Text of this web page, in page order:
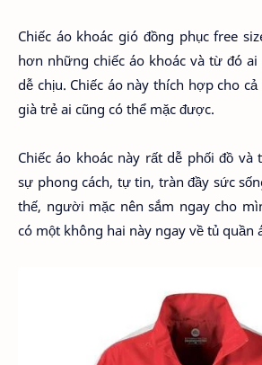
Chiếc áo khoác gió đồng phục free
hơn những chiếc áo khoác và từ đó ai
dễ chịu. Chiếc áo này thích hợp cho
già trẻ ai cũng có thể mặc được.
Chiếc áo khoác này rất dễ phối đồ
sự phong cách, tự tin, tràn đầy sức
thế, người mặc nên sắm ngay cho
có một không hai này ngay về tủ quần